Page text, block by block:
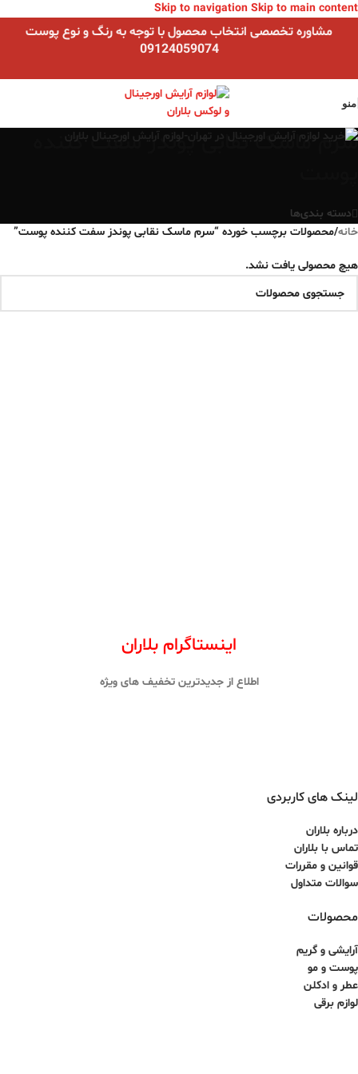
Skip to navigation Skip to main content
مشاوره تخصصی انتخاب محصول با توجه به رنگ و نوع پوست
09124059074
منو
سرم ماسک نقابی پوندز سفت کننده
دسته بندی‌ها
خانه/محصولات برچسب خورده “سرم ماسک نقابی پوندز سفت کننده پوست”
هیچ محصولی یافت نشد.
اینستاگرام بلاران
اطلاع از جدیدترین تخفیف های ویژه
لینک های کاربردی
درباره بلاران
تماس با بلاران
قوانین و مقررات
سوالات متداول
محصولات
آرایشی و گریم
پوست و مو
عطر و ادکلن
لوازم برقی